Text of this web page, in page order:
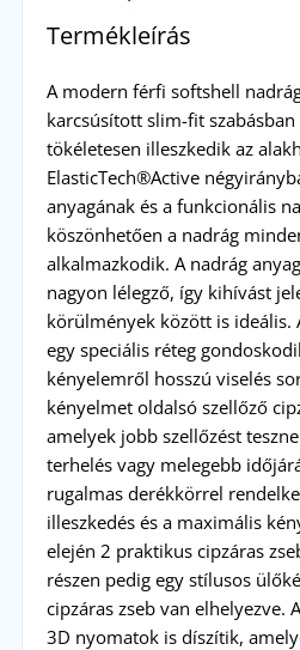
Termékleírás
A modern férfi softshell
karcsúsított slim-fit
tökéletesen illeszkedik az
ElasticTech®Active
anyagának és a funkcionális
köszönhetően a nadrág
alkalmazkodik. A nadrág
nagyon lélegző, így kihívást
körülmények között is ideális.
egy speciális réteg
kényelemről hosszú viselés
kényelmet oldalsó szellőző
amelyek jobb szellőzést
terhelés vagy melegebb
rugalmas derékkörrel
illeszkedés és a maximális
elején 2 praktikus cipzáras
részen pedig egy stílusos
cipzáras zseb van elhelyezve.
3D nyomatok is díszítik,